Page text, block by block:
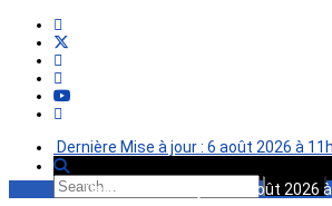
Dernière Mise à jour : 6 août 2026 à
Dernière Mise à jour : 6 août 2026